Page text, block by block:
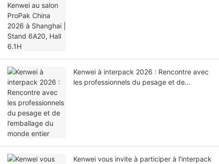
Kenwei à interpack 2026 : Rencontre avec
les professionnels du pesage et de
Kenwei vous invite à participer à l'interpack